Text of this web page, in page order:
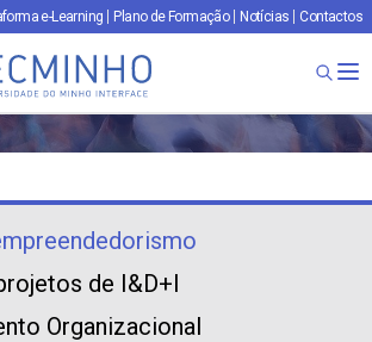
e-Learning Plano de Formação Notícias Contactos
de I&D+I
Organizacional